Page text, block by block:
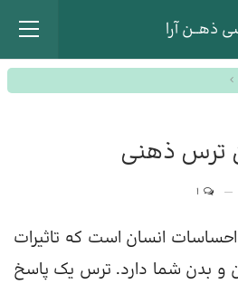
ذهــن آرا
ترس ذهنی
انسان است که تاثیرات
و بدن شما دارد. ترس یک پاسخ